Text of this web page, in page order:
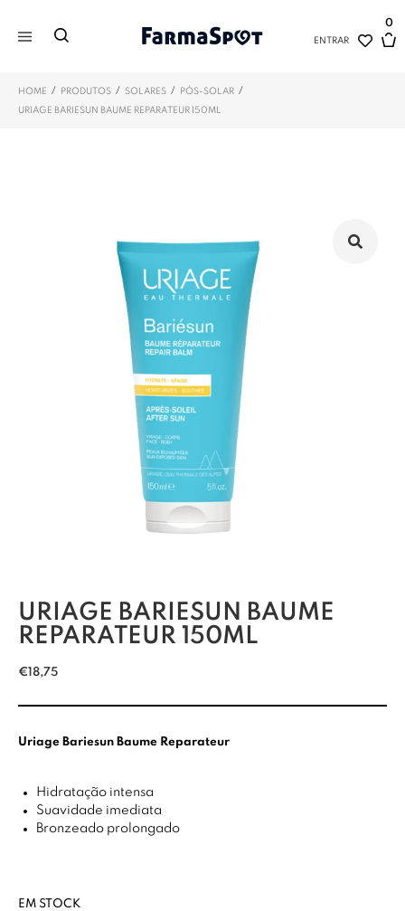
ENTRAR
0
HOME / PRODUTOS / SOLARES / PÓS-SOLAR /
URIAGE BARIESUN BAUME REPARATEUR 150ML
URIAGE BARIESUN BAUME
REPARATEUR 150ML
€18,75
Uriage Bariesun Baume Reparateur
Hidratação intensa
Suavidade imediata
Bronzeado prolongado
EM STOCK